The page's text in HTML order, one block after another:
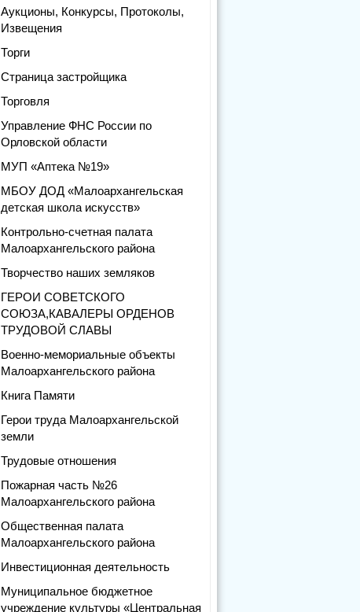
Аукционы, Конкурсы, Протоколы,
Извещения
Торги
Страница застройщика
Торговля
Управление ФНС России по
Орловской области
МУП «Аптека №19»
МБОУ ДОД «Малоархангельская
детская школа искусств»
Контрольно-счетная палата
Малоархангельского района
Творчество наших земляков
ГЕРОИ СОВЕТСКОГО
СОЮЗА,КАВАЛЕРЫ ОРДЕНОВ
ТРУДОВОЙ СЛАВЫ
Военно-мемориальные объекты
Малоархангельского района
Книга Памяти
Герои труда Малоархангельской
земли
Трудовые отношения
Пожарная часть №26
Малоархангельского района
Общественная палата
Малоархангельского района
Инвестиционная деятельность
Муниципальное бюджетное
учреждение культуры «Центральная